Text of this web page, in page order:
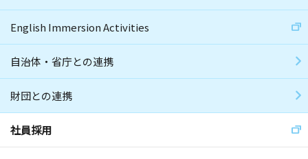
English Immersion Activities
自治体・省庁との連携
財団との連携
社員採用